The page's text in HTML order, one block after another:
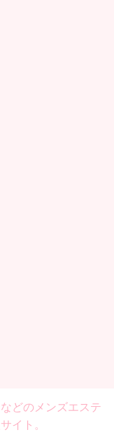
どの メンズエステ
イト。